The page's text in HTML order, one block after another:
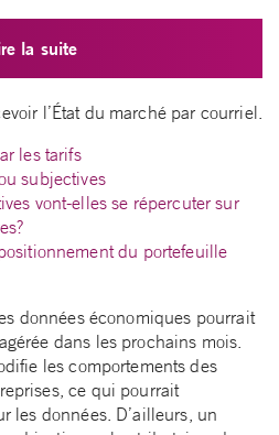
la suite
l’État du marché par courriel.
les tarifs
subjectives
vont-elles se répercuter sur
du portefeuille
données économiques pourrait
dans les prochains mois.
les comportements des
ce qui pourrait
les données. D’ailleurs, un